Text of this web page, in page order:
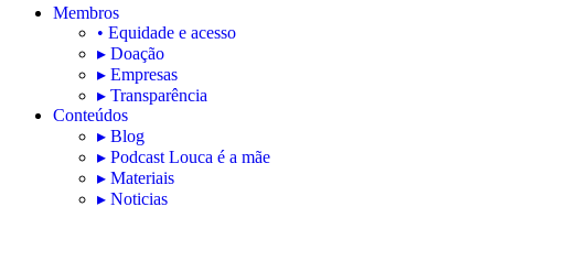
Membros
• Equidade e acesso
▸ Doação
▸ Empresas
▸ Transparência
Conteúdos
▸ Blog
▸ Podcast Louca é a mãe
▸ Materiais
▸ Noticias